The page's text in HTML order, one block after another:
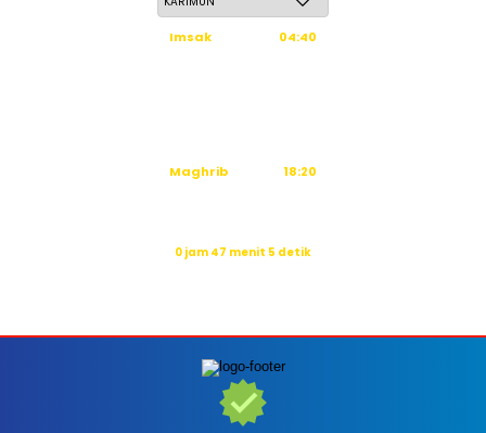
Imsak
04:40
Maghrib
18:20
0 jam 47 menit 4 detik